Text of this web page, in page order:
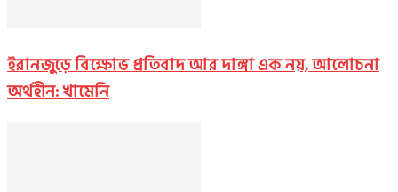
ইরানজুড়ে বিক্ষোভ প্রতিবাদ আর দাঙ্গা এক নয়, আলোচনা
অর্থহীন: খামেনি